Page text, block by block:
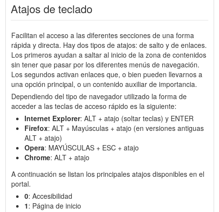
Atajos de teclado
Facilitan el acceso a las diferentes secciones de una forma
rápida y directa. Hay dos tipos de atajos: de salto y de enlaces.
Los primeros ayudan a saltar al inicio de la zona de contenidos
sin tener que pasar por los diferentes menús de navegación.
Los segundos activan enlaces que, o bien pueden llevarnos a
una opción principal, o un contenido auxiliar de importancia.
Dependiendo del tipo de navegador utilizado la forma de
acceder a las teclas de acceso rápido es la siguiente:
Internet Explorer: ALT + atajo (soltar teclas) y ENTER
Firefox: ALT + Mayúsculas + atajo (en versiones antiguas
ALT + atajo)
Opera: MAYÚSCULAS + ESC + atajo
Chrome: ALT + atajo
A continuación se listan los principales atajos disponibles en el
portal.
0: Accesibilidad
1: Página de inicio